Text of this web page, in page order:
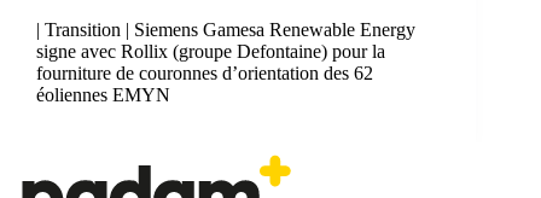
| Transition | Siemens Gamesa Renewable Energy
signe avec Rollix (groupe Defontaine) pour la
fourniture de couronnes d’orientation des 62
éoliennes EMYN